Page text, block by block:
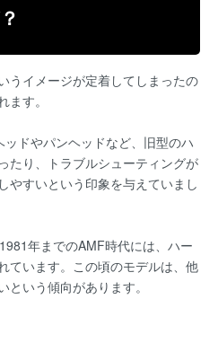
うイメージが定着してしまったの
す。
ッドやパンヘッドなど、旧型のハ
たり、トラブルシューティングが
やすいという印象を与えていまし
年までのAMF時代には、ハー
ています。この頃のモデルは、他
いう傾向があります。